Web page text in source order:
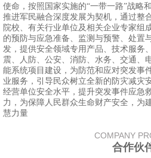
使命，按照国家实施的“一带一路”战略
推进军民融合深度发展为契机，通过整
院校、有关行业单位及相关企业专家组
的预防与应急准备、监测与预警、处置
发，提供安全领域专用产品、技术服务
震、人防、公安、消防、水务、交通、
能系统项目建设，为防范和应对突发事
业服务，引导民众树立全新的防灾减灾
经营单位安全水平，提升突发事件应急
力，为保障人民群众生命财产安全，为
慧力量
COMPANY
合作伙